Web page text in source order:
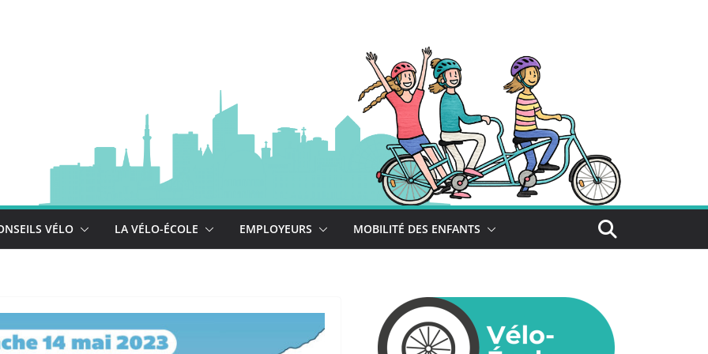
VÉLO LA VÉLO-ÉCOLE EMPLOYEURS MOBILITÉ DES ENFANTS